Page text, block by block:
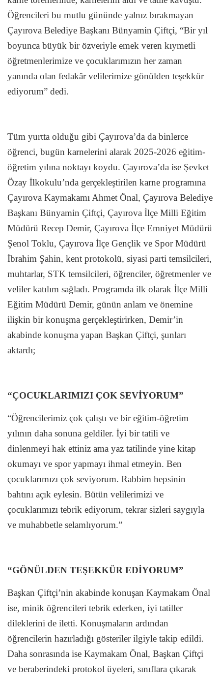
Öğrencileri bu mutlu gününde yalnız bırakmayan
Çayırova Belediye Başkanı Bünyamin Çiftçi, “Bir yıl
boyunca büyük bir özveriyle emek veren kıymetli
öğretmenlerimize ve çocuklarımızın her zaman
yanında olan fedakâr velilerimize gönülden teşekkür
ediyorum” dedi.
Tüm yurtta olduğu gibi Çayırova’da da binlerce
öğrenci, bugün karnelerini alarak 2025-2026 eğitim-
öğretim yılına noktayı koydu. Çayırova’da ise Şevket
Özay İlkokulu’nda gerçekleştirilen karne programına
Çayırova Kaymakamı Ahmet Önal, Çayırova Belediye
Başkanı Bünyamin Çiftçi, Çayırova İlçe Milli Eğitim
Müdürü Recep Demir, Çayırova İlçe Emniyet Müdürü
Şenol Toklu, Çayırova İlçe Gençlik ve Spor Müdürü
İbrahim Şahin, kent protokolü, siyasi parti temsilcileri,
muhtarlar, STK temsilcileri, öğrenciler, öğretmenler ve
veliler katılım sağladı. Programda ilk olarak İlçe Milli
Eğitim Müdürü Demir, günün anlam ve önemine
ilişkin bir konuşma gerçekleştirirken, Demir’in
akabinde konuşma yapan Başkan Çiftçi, şunları
aktardı;
“ÇOCUKLARIMIZI ÇOK SEVİYORUM”
“Öğrencilerimiz çok çalıştı ve bir eğitim-öğretim
yılının daha sonuna geldiler. İyi bir tatili ve
dinlenmeyi hak ettiniz ama yaz tatilinde yine kitap
okumayı ve spor yapmayı ihmal etmeyin. Ben
çocuklarımızı çok seviyorum. Rabbim hepsinin
bahtını açık eylesin. Bütün velilerimizi ve
çocuklarımızı tebrik ediyorum, tekrar sizleri saygıyla
ve muhabbetle selamlıyorum.”
“GÖNÜLDEN TEŞEKKÜR EDİYORUM”
Başkan Çiftçi’nin akabinde konuşan Kaymakam Önal
ise, minik öğrencileri tebrik ederken, iyi tatiller
dileklerini de iletti. Konuşmaların ardından
öğrencilerin hazırladığı gösteriler ilgiyle takip edildi.
Daha sonrasında ise Kaymakam Önal, Başkan Çiftçi
ve beraberindeki protokol üyeleri, sınıflara çıkarak